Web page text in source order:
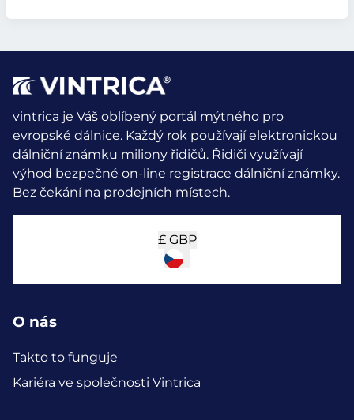
vintrica je Váš oblíbený portál mýtného pro
evropské dálnice. Každý rok používají elektronickou
dálniční známku miliony řidičů. Řidiči využívají
výhod bezpečné on-line registrace dálniční známky.
Bez čekání na prodejních místech.
£ GBP
O nás
Takto to funguje
Kariéra ve společnosti Vintrica